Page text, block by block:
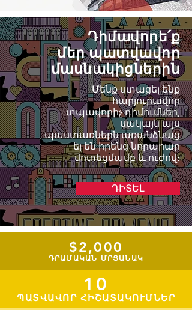
Դիմավորե՛ք
մեր պատվավոր
մասնակիցներին
Մենք ստացել ենք
հարյուրավոր
տպավորիչ դիմումներ,
սակայն այս
պաստառներն առանձնաց
ել են իրենց նորարար
մոտեցմամբ և ուժով։
ԴԻՏԵԼ
$2,000
ԴՐԱՄԱԿԱՆ ՄՐՑԱՆԱԿ
10
ՊԱՏՎԱՎՈՐ ՀԻՇԱՏԱԿՈՒՄՆԵՐ